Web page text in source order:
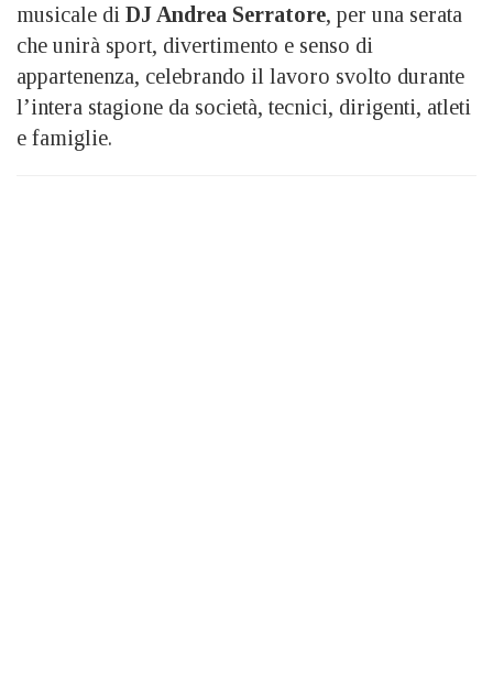
musicale di DJ Andrea Serratore, per una serata
che unirà sport, divertimento e senso di
appartenenza, celebrando il lavoro svolto durante
l’intera stagione da società, tecnici, dirigenti, atleti
e famiglie.